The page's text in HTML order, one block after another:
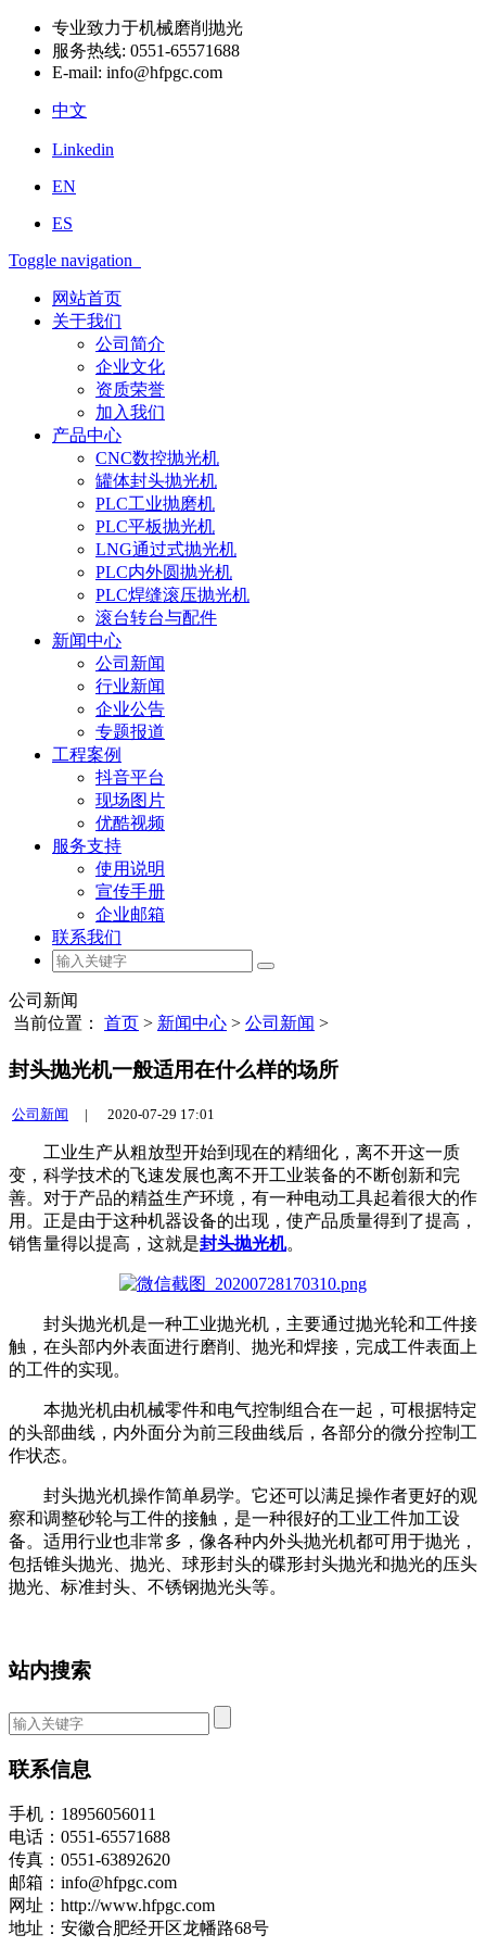
专业致力于机械磨削抛光
服务热线: 0551-65571688
E-mail: info@hfpgc.com
中文
Linkedin
EN
ES
Toggle navigation
网站首页
关于我们
公司简介
企业文化
资质荣誉
加入我们
产品中心
CNC数控抛光机
罐体封头抛光机
PLC工业抛磨机
PLC平板抛光机
LNG通过式抛光机
PLC内外圆抛光机
PLC焊缝滚压抛光机
滚台转台与配件
新闻中心
公司新闻
行业新闻
企业公告
专题报道
工程案例
抖音平台
现场图片
优酷视频
服务支持
使用说明
宣传手册
企业邮箱
联系我们
公司新闻
当前位置： 首页 > 新闻中心 > 公司新闻 >
封头抛光机一般适用在什么样的场所
公司新闻 | 2020-07-29 17:01
工业生产从粗放型开始到现在的精细化，离不开这一质
变，科学技术的飞速发展也离不开工业装备的不断创新和完
善。对于产品的精益生产环境，有一种电动工具起着很大的作
用。正是由于这种机器设备的出现，使产品质量得到了提高，
销售量得以提高，这就是封头抛光机。
封头抛光机是一种工业抛光机，主要通过抛光轮和工件接
触，在头部内外表面进行磨削、抛光和焊接，完成工件表面上
的工件的实现。
本抛光机由机械零件和电气控制组合在一起，可根据特定
的头部曲线，内外面分为前三段曲线后，各部分的微分控制工
作状态。
封头抛光机操作简单易学。它还可以满足操作者更好的观
察和调整砂轮与工件的接触，是一种很好的工业工件加工设
备。适用行业也非常多，像各种内外头抛光机都可用于抛光，
包括锥头抛光、抛光、球形封头的碟形封头抛光和抛光的压头
抛光、标准封头、不锈钢抛光头等。
站内搜索
联系信息
手机：18956056011
电话：0551-65571688
传真：0551-63892620
邮箱：info@hfpgc.com
网址：http://www.hfpgc.com
地址：安徽合肥经开区龙幡路68号